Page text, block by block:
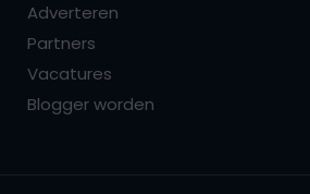
Adverteren
Partners
Vacatures
Blogger worden